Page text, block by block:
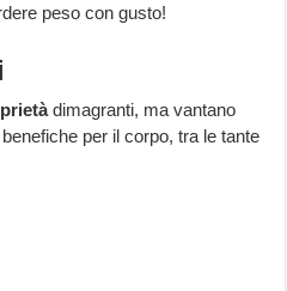
peso con gusto!
dimagranti, ma vantano
per il corpo, tra le tante